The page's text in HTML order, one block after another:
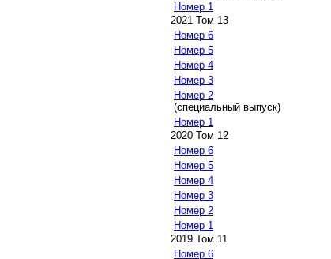
Номер 1
2021 Том 13
Номер 6
Номер 5
Номер 4
Номер 3
Номер 2
(специальный выпуск)
Номер 1
2020 Том 12
Номер 6
Номер 5
Номер 4
Номер 3
Номер 2
Номер 1
2019 Том 11
Номер 6